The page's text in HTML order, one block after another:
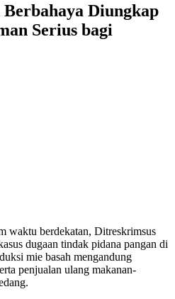
Berbahaya Diungkap
Serius bagi
waktu berdekatan, Ditreskrimsus
dugaan tindak pidana pangan di
mie basah mengandung
penjualan ulang makanan-